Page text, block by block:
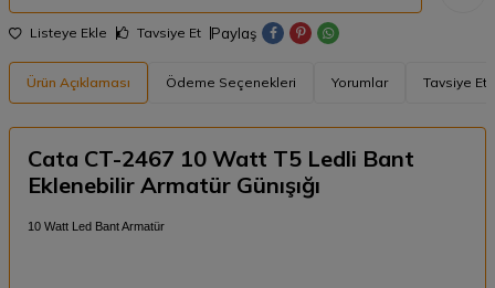
Listeye Ekle Tavsiye Et Paylaş
Ürün Açıklaması Ödeme Seçenekleri Yorumlar Tavsiye Et
Cata CT-2467 10 Watt T5 Ledli Bant
Eklenebilir Armatür Günışığı
10 Watt Led Bant Armatür